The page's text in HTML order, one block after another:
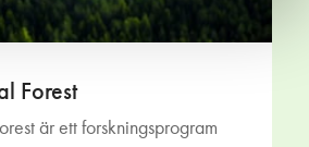
Forest
är ett forskningsprogram